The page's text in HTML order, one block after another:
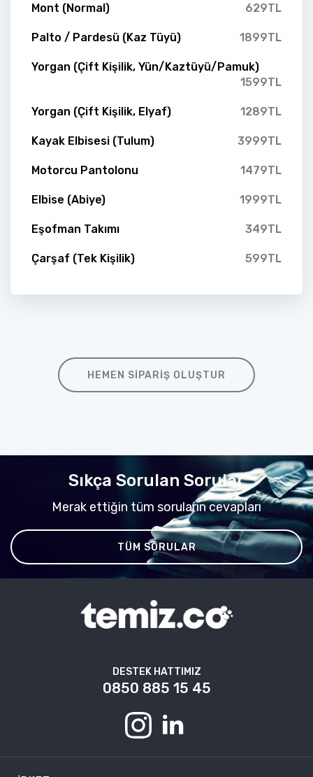
Mont (Normal) 629TL
Palto / Pardesü (Kaz Tüyü) 1899TL
Yorgan (Çift Kişilik, Yün/Kaztüyü/Pamuk)
1599TL
Yorgan (Çift Kişilik, Elyaf) 1289TL
Kayak Elbisesi (Tulum) 3999TL
Motorcu Pantolonu 1479TL
Elbise (Abiye) 1999TL
Eşofman Takımı 349TL
Çarşaf (Tek Kişilik) 599TL
HEMEN SIPARIŞ OLUŞTUR
Sıkça Sorulan Sorular
Merak ettiğin tüm soruların cevapları
TÜM SORULAR
DESTEK HATTIMIZ
0850 885 15 45